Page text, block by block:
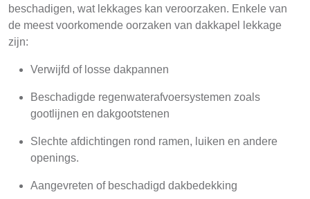
beschadigen, wat lekkages kan veroorzaken. Enkele van
de meest voorkomende oorzaken van dakkapel lekkage
zijn:
Verwijfd of losse dakpannen
Beschadigde regenwaterafvoersystemen zoals
gootlijnen en dakgootstenen
Slechte afdichtingen rond ramen, luiken en andere
openings.
Aangevreten of beschadigd dakbedekking